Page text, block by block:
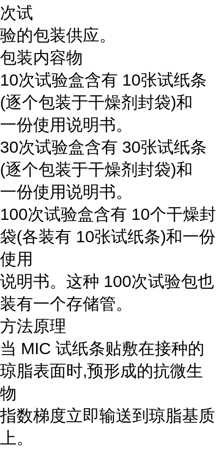
次试
验的包装供应。
包装内容物
10次试验盒含有 10张试纸条
(逐个包装于干燥剂封袋)和
一份使用说明书。
30次试验盒含有 30张试纸条
(逐个包装于干燥剂封袋)和
一份使用说明书。
100次试验盒含有 10个干燥封
袋(各装有 10张试纸条)和一份
使用
说明书。这种 100次试验包也
装有一个存储管。
方法原理
当 MIC 试纸条贴敷在接种的
琼脂表面时,预形成的抗微生
物
指数梯度立即输送到琼脂基质
上。